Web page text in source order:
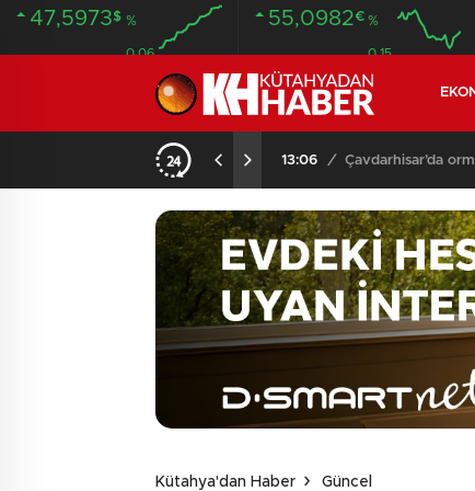
47,5973$ %
0.06
55,0982€ %
0.15
13:06 / Çavdarhisar’da
Kütahya'dan Haber Güncel